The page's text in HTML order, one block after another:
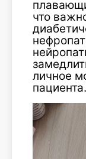
что
личное